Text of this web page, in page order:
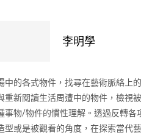
李明學
中的各式物件，找尋在藝術脈絡上
重新閱讀生活周遭中的物件，檢視
事物/物件的慣性理解。透過反轉各
型或是被觀看的角度，在探索當代